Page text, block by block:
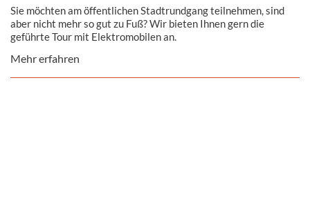
Sie möchten am öffentlichen Stadtrundgang teilnehmen, sind
aber nicht mehr so gut zu Fuß? Wir bieten Ihnen gern die
geführte Tour mit Elektromobilen an.
Mehr erfahren